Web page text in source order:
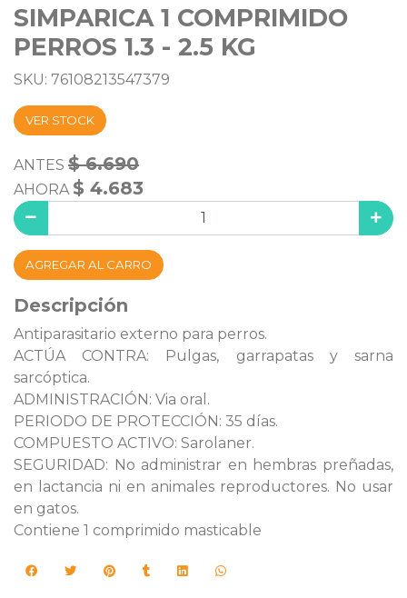
SIMPARICA 1 COMPRIMIDO
PERROS 1.3 - 2.5 KG
SKU: 76108213547379
VER STOCK
ANTES $ 6.690
AHORA $ 4.683
AGREGAR AL CARRO
Descripción
Antiparasitario externo para perros.
ACTÚA CONTRA: Pulgas, garrapatas y sarna
sarcóptica.
ADMINISTRACIÓN: Via oral.
PERIODO DE PROTECCIÓN: 35 días.
COMPUESTO ACTIVO: Sarolaner.
SEGURIDAD: No administrar en hembras preñadas,
en lactancia ni en animales reproductores. No usar
en gatos.
Contiene 1 comprimido masticable